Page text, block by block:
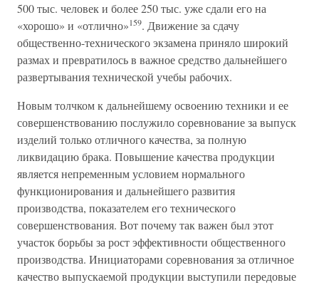
500 тыс. человек и более 250 тыс. уже сдали его на
«хорошо» и «отлично»159. Движение за сдачу
общественно-технического экзамена приняло широкий
размах и превратилось в важное средство дальнейшего
развертывания технической учебы рабочих.
Новым толчком к дальнейшему освоению техники и ее
совершенствованию послужило соревнование за выпуск
изделий только отличного качества, за полную
ликвидацию брака. Повышение качества продукции
является непременным условием нормального
функционирования и дальнейшего развития
производства, показателем его технического
совершенствования. Вот почему так важен был этот
участок борьбы за рост эффективности общественного
производства. Инициаторами соревнования за отличное
качество выпускаемой продукции выступили передовые